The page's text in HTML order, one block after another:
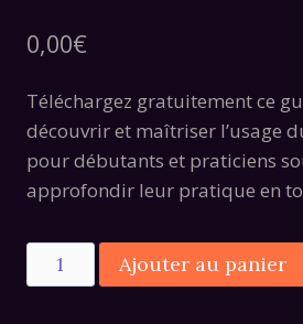
0,00€
Téléchargez gratuitement ce
découvrir et maîtriser l’usage
pour débutants et praticiens
approfondir leur pratique en
quantité
de
Ajouter au panier